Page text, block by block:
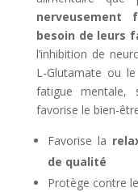
nerveusement
besoin de leurs
l’inhibition de
L-Glutamate ou
fatigue mentale,
favorise le bien-
Favorise la
de qualité
Protège contre